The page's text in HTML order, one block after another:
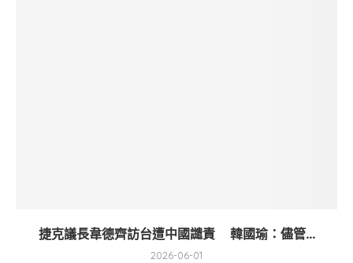
捷克議長韋德齊訪台遭中國譴責 韓國瑜：儘管...
2026-06-01